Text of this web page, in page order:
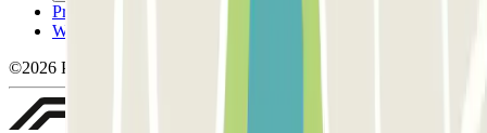
Privacybeleid
Whistleblowing
©2026 Parclick. All rights reserved